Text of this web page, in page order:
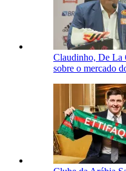
Claudinho, De La
sobre o mercado